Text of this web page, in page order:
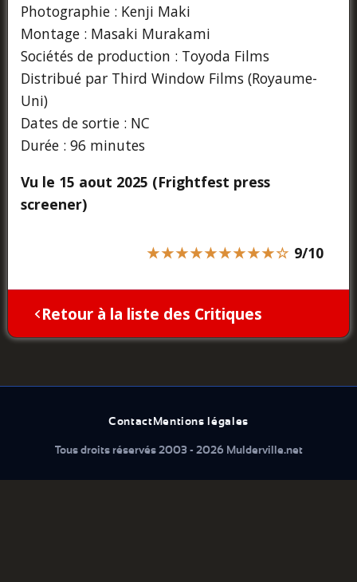
Photographie : Kenji Maki
Montage : Masaki Murakami
Sociétés de production : Toyoda Films
Distribué par Third Window Films (Royaume-
Uni)
Dates de sortie : NC
Durée : 96 minutes
Vu le 15 aout 2025 (Frightfest press
screener)
★★★★★★★★★☆ 9/10
Retour à la liste des Critiques
Contact Mentions légales
Tous droits réservés 2003 - 2026 Mulderville.net